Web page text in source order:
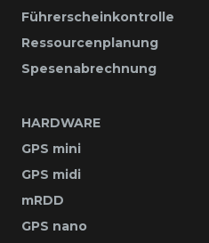
Führerscheinkontrolle
Ressourcenplanung
Spesenabrechnung
HARDWARE
GPS mini
GPS midi
mRDD
GPS nano